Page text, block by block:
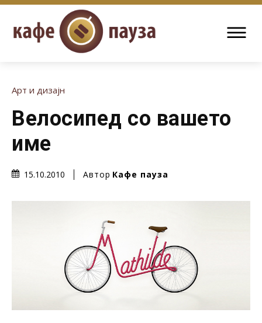
Арт и дизајн
Велосипед со вашето
име
15.10.2010 Автор Кафе пауза